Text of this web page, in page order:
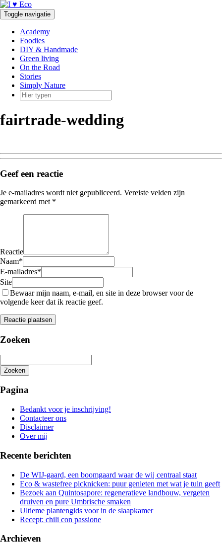
Doorgaan
naar
inhoud
Toggle navigatie
Academy
Foodies
DIY & Handmade
Green living
On the Road
Stories
Simply Nature
fairtrade-wedding
Geef een reactie
Je e-mailadres wordt niet gepubliceerd. Vereiste velden zijn
gemarkeerd met *
Reactie
Naam*
E-mailadres*
Site
Bewaar mijn naam, e-mail, en site in deze browser voor de
volgende keer dat ik reactie geef.
Zoeken
Zoeken
zoeken
Pagina
Bedankt voor je inschrijving!
Contacteer ons
Disclaimer
Over mij
Recente berichten
De WIJ-gaard, een boomgaard waar de wij centraal staat
Eco & wastefree picknicken: puur genieten met wat je tuin geeft
Bezoek aan Quintosapore: regeneratieve landbouw, vergeten
druiven en pure Umbrische smaken
Ultieme plantengids voor in de slaapkamer
Recept: chili con passione
Archieven